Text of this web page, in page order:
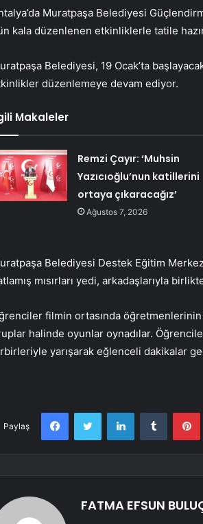
Muratpaşa Belediyesi
kala düzenlenen etkinliklerle tatile
Belediyesi, 19 Ocak’ta
düzenlemeye devam ediyor.
Makaleler
Remzi Çayır: ‘Muhsin
Yazıcıoğlu’nun katillerini
ortaya çıkaracağız’
Ağustos 7, 2026
Belediyesi Destek Eğitim
mısırları yedi, arkadaşlarıyla
filmin ortasında öğretmenlerinin
halinde oyunlar oynadılar.
yarışarak eğlenceli dakikalar
Paylaş
FacebookTwitter LinkedInTumblr
FATMA EFSUN